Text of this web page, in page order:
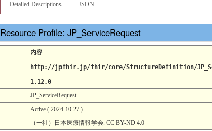
Detailed Descriptions JSON
Resource Profile: JP_ServiceRequest
内容
http://jpfhir.jp/fhir/core/StructureDefinition/
1.12.0
JP_ServiceRequest
Active ( 2024-10-27 )
（一社）日本医療情報学会. CC BY-ND 4.0